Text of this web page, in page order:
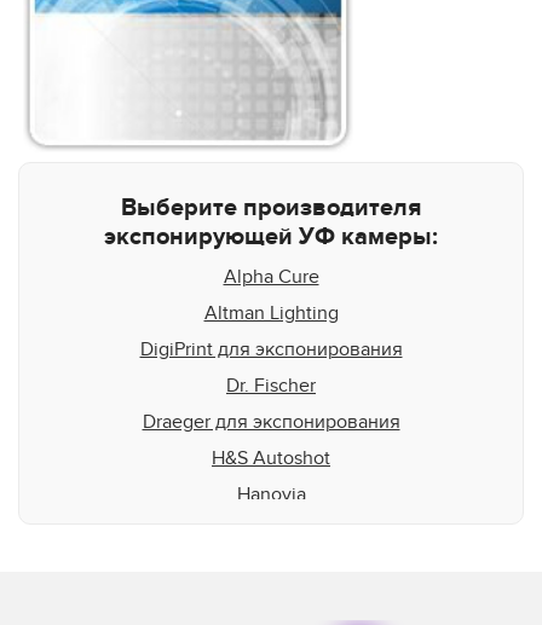
Выберите производителя
экспонирующей УФ камеры:
Alpha Cure
Altman Lighting
DigiPrint для экспонирования
Dr. Fischer
Draeger для экспонирования
H&S Autoshot
Hanovia